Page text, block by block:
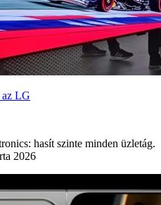
az LG
hasít szinte minden üzletág.
2026